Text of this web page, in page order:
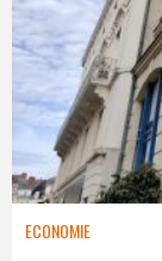
ECONOMIE